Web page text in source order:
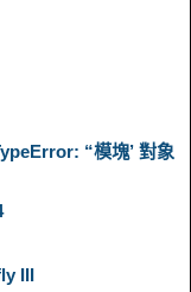
o
o
e W
“模塊’ 對象
III